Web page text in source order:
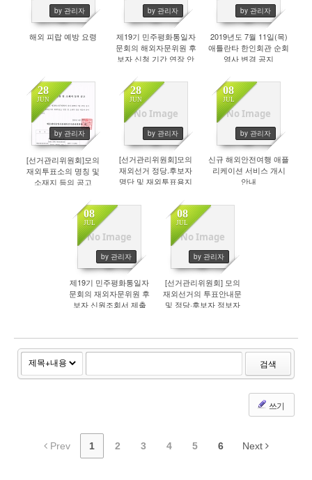
by 관리자
해외 피랍 예방 요령
by 관리자
제19기 민주평화통일자
문회의 해외자문위원 후
보자 신청 기간 연장 안
by 관리자
2019년도 7월 11일(목)
애틀란타 한인회관 순회
영사 변경 공지
28
JUN
by 관리자
[선거관리위원회]모의
재외투표소의 명칭 및
소재지 등의 공고
No Image
28
JUN
by 관리자
422
[선거관리위원회]모의
재외선거 정당.후보자
명단 및 재외투표용지
No Image
08
JUL
by 관리자
428
신규 해외안전여행 애플
리케이션 서비스 개시
안내
No Image
08
JUL
by 관리자
421
제19기 민주평화통일자
문회의 재외자문위원 후
보자 신원조회서 제출
No Image
08
JUL
by 관리자
636
[선거관리위원회] 모의
재외선거의 투표안내문
및 정당·후보자 정보자
검색
쓰기
Prev 1 2 3 4 5 6 Next